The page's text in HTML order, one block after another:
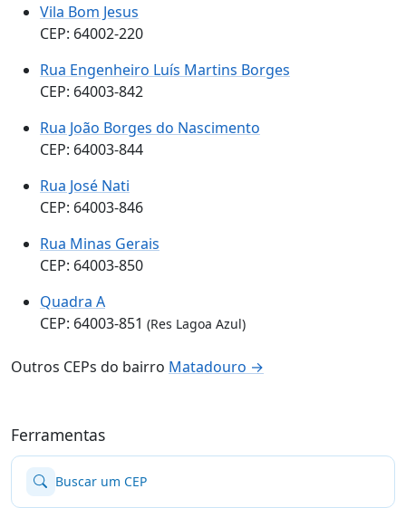
Vila Bom Jesus
CEP: 64002-220
Rua Engenheiro Luís Martins Borges
CEP: 64003-842
Rua João Borges do Nascimento
CEP: 64003-844
Rua José Nati
CEP: 64003-846
Rua Minas Gerais
CEP: 64003-850
Quadra A
CEP: 64003-851 (Res Lagoa Azul)
Outros CEPs do bairro Matadouro →
Ferramentas
Buscar um CEP